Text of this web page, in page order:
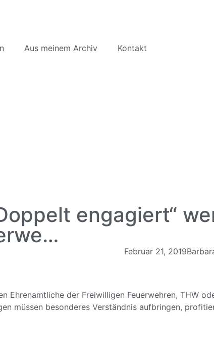
Aus meinem Archiv Kontakt
engagiert“
Februar 21, 2019
Ehrenamtliche der Freiwilligen Feuerwehren, THW
müssen besonderes Verständnis aufbringen,